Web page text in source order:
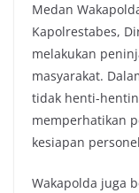
Medan
Kapolrestabes,
melakukan
masyarakat.
tidak henti-
memperhatikan
kesiapan
Wakapolda juga